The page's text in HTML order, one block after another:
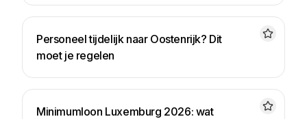
Personeel tijdelijk naar Oostenrijk? Dit
moet je regelen
Minimumloon Luxemburg 2026: wat